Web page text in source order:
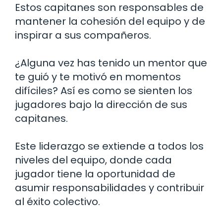
Estos capitanes son responsables de
mantener la cohesión del equipo y de
inspirar a sus compañeros.
¿Alguna vez has tenido un mentor que
te guió y te motivó en momentos
difíciles? Así es como se sienten los
jugadores bajo la dirección de sus
capitanes.
Este liderazgo se extiende a todos los
niveles del equipo, donde cada
jugador tiene la oportunidad de
asumir responsabilidades y contribuir
al éxito colectivo.